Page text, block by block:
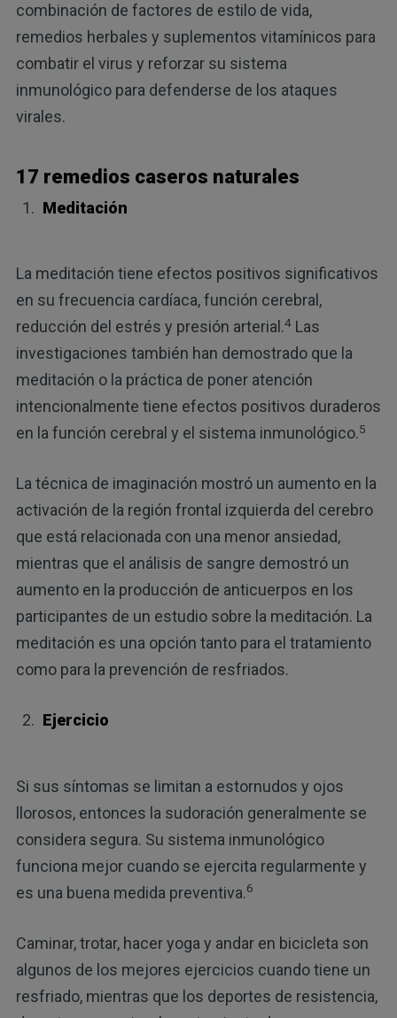
combinación de factores de estilo de vida,
remedios herbales y suplementos vitamínicos para
combatir el virus y reforzar su sistema
inmunológico para defenderse de los ataques
virales.
17 remedios caseros naturales
Meditación
La meditación tiene efectos positivos significativos
en su frecuencia cardíaca, función cerebral,
reducción del estrés y presión arterial.4Las
investigaciones también han demostrado que la
meditación o la práctica de poner atención
intencionalmente tiene efectos positivos duraderos
en la función cerebral y el sistema inmunológico.5
La técnica de imaginación mostró un aumento en la
activación de la región frontal izquierda del cerebro
que está relacionada con una menor ansiedad,
mientras que el análisis de sangre demostró un
aumento en la producción de anticuerpos en los
participantes de un estudio sobre la meditación. La
meditación es una opción tanto para el tratamiento
como para la prevención de resfriados.
Ejercicio
Si sus síntomas se limitan a estornudos y ojos
llorosos, entonces la sudoración generalmente se
considera segura. Su sistema inmunológico
funciona mejor cuando se ejercita regularmente y
es una buena medida preventiva.6
Caminar, trotar, hacer yoga y andar en bicicleta son
algunos de los mejores ejercicios cuando tiene un
resfriado, mientras que los deportes de resistencia,